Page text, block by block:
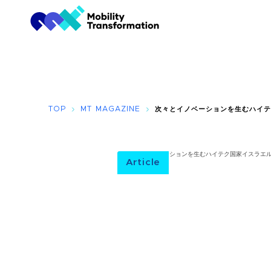
TOP MT MAGAZINE 次々とイノベーションを生むハイ
Article